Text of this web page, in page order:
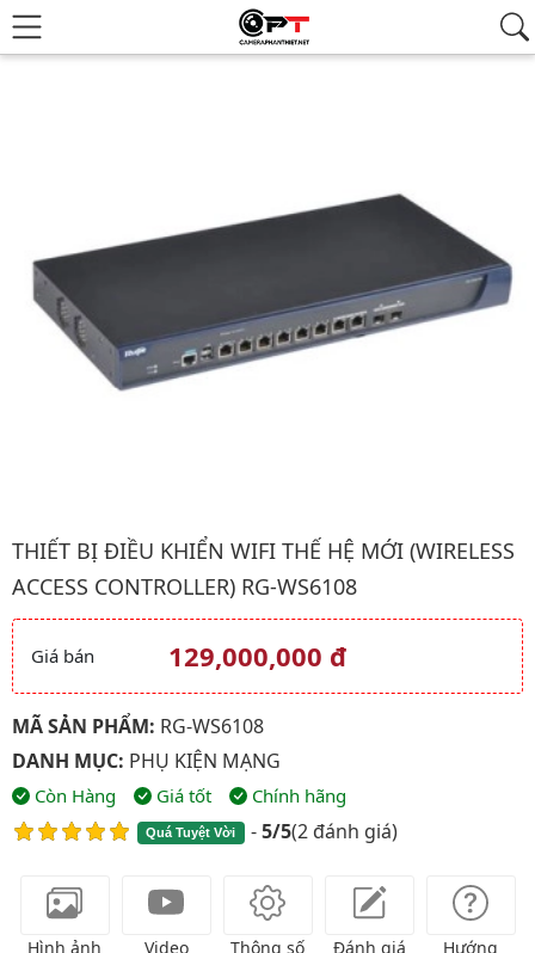
Hình ảnh đại diện của sản phẩm Thiết bị điều khiển WIFI thế hệ
THIẾT BỊ ĐIỀU KHIỂN WIFI THẾ HỆ MỚI (WIRELESS
ACCESS CONTROLLER) RG-WS6108
Giá và khuyến mãi
Giá bán 129,000,000 đ
MÃ SẢN PHẨM: RG-WS6108
DANH MỤC: PHỤ KIỆN MẠNG
Còn Hàng Giá tốt Chính hãng
Quá Tuyệt Vời -5/5(2 đánh giá)
Hình ảnh Video
Thông số
Đánh giá
Hướng